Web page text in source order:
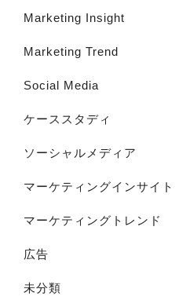
Marketing Insight
Marketing Trend
Social Media
ケーススタディ
ソーシャルメディア
マーケティングインサイト
マーケティングトレンド
広告
未分類